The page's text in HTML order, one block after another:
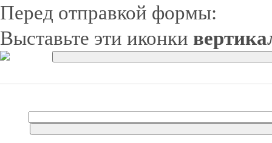
Перед отправкой формы:
Выставьте эти иконки